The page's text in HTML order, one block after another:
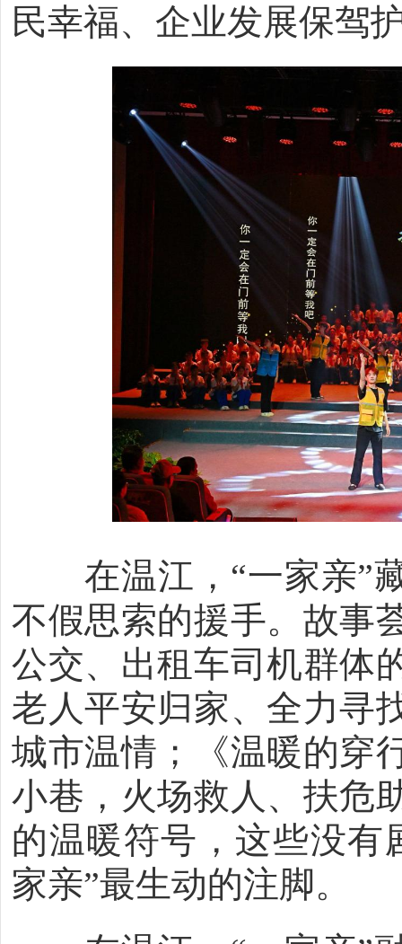
民幸福、企业发展保驾
在温江，“一家亲”藏
不假思索的援手。故事
公交、出租车司机群体
老人平安归家、全力寻
城市温情；《温暖的穿
小巷，火场救人、扶危
的温暖符号，这些没有
家亲”最生动的注脚。